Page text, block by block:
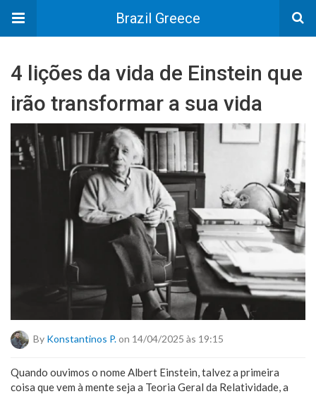
Brazil Greece
4 lições da vida de Einstein que
irão transformar a sua vida
By Konstantinos P. on 14/04/2025 às 19:15
Quando ouvimos o nome Albert Einstein, talvez a primeira
coisa que vem à mente seja a Teoria Geral da Relatividade, a